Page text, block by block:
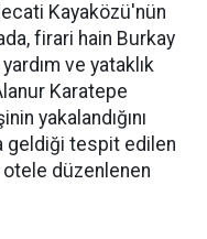
Kayaközü'nün
firari hain Burkay
ve yataklık
Karatepe
yakalandığını
geldiği tespit edilen
düzenlenen